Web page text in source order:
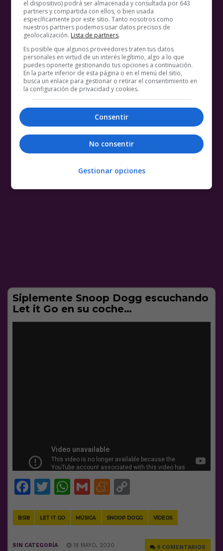
Siplemente Snoop Dogg escuchando
Let it Go en su coche…
Facebook
Twitter
WhatsApp
GmailMeneame
BS18 LET IT GO MÚSICA SNOOP DOGG VÍDEOS
9 COMENTARIOS
SIN CATEGORÍA 18 MAYO, 2020
el dispositivo) podrá ser almacenada y consultada por 643
partners y compartida con ellos, o bien usada
específicamente por este sitio. Tanto nosotros como
nuestros partners podemos usar datos precisos de
geolocalización. Lista de partners.
Es posible que algunos proveedores traten tus datos
personales en virtud de un interés legítimo, algo a lo que
puedes oponerte gestionando tus opciones a continuación.
En la parte inferior de esta página o en el menú del sitio,
busca un enlace para gestionar o retirar el consentimiento en
la configuración de privacidad y cookies.
Consentir
No consentir
Gestionar opciones